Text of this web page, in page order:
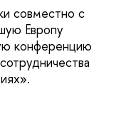
совместно с
Европу
конференцию